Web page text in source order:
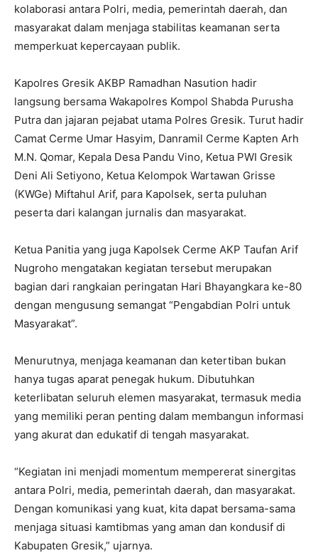
kolaborasi antara Polri, media, pemerintah daerah, dan
masyarakat dalam menjaga stabilitas keamanan serta
memperkuat kepercayaan publik.
Kapolres Gresik AKBP Ramadhan Nasution hadir
langsung bersama Wakapolres Kompol Shabda Purusha
Putra dan jajaran pejabat utama Polres Gresik. Turut hadir
Camat Cerme Umar Hasyim, Danramil Cerme Kapten Arh
M.N. Qomar, Kepala Desa Pandu Vino, Ketua PWI Gresik
Deni Ali Setiyono, Ketua Kelompok Wartawan Grisse
(KWGe) Miftahul Arif, para Kapolsek, serta puluhan
peserta dari kalangan jurnalis dan masyarakat.
Ketua Panitia yang juga Kapolsek Cerme AKP Taufan Arif
Nugroho mengatakan kegiatan tersebut merupakan
bagian dari rangkaian peringatan Hari Bhayangkara ke-80
dengan mengusung semangat “Pengabdian Polri untuk
Masyarakat”.
Menurutnya, menjaga keamanan dan ketertiban bukan
hanya tugas aparat penegak hukum. Dibutuhkan
keterlibatan seluruh elemen masyarakat, termasuk media
yang memiliki peran penting dalam membangun informasi
yang akurat dan edukatif di tengah masyarakat.
“Kegiatan ini menjadi momentum mempererat sinergitas
antara Polri, media, pemerintah daerah, dan masyarakat.
Dengan komunikasi yang kuat, kita dapat bersama-sama
menjaga situasi kamtibmas yang aman dan kondusif di
Kabupaten Gresik,” ujarnya.